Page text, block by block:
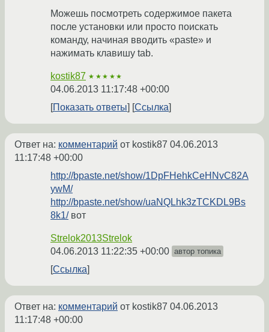
Можешь посмотреть содержимое пакета
после установки или просто поискать
команду, начиная вводить «paste» и
нажимать клавишу tab.
kostik87 ★★★★★
04.06.2013 11:17:48 +00:00
Показать ответы
Ссылка
Ответ на: комментарий от kostik87 04.06.2013
11:17:48 +00:00
http://bpaste.net/show/1DpFHehkCeHNvC82A
ywM/
http://bpaste.net/show/uaNQLhk3zTCKDL9Bs
8k1/вот
Strelok2013Strelok
04.06.2013 11:22:35 +00:00 автор топика
Ссылка
Ответ на: комментарий от kostik87 04.06.2013
11:17:48 +00:00